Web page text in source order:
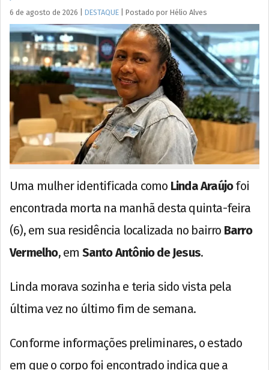
6 de agosto de 2026 DESTAQUE Postado por Hélio Alves
Uma mulher identificada como Linda Araújofoi
encontrada morta na manhã desta quinta-feira
(6), em sua residência localizada no bairro Barro
Vermelho, em Santo Antônio de Jesus.
Linda morava sozinha e teria sido vista pela
última vez no último fim de semana.
Conforme informações preliminares, o estado
em que o corpo foi encontrado indica que a